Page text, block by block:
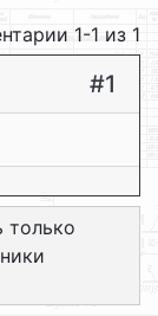
1-1 из 1
#1
только